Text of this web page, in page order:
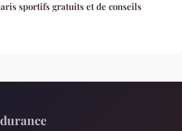
sportifs gratuits et de conseils